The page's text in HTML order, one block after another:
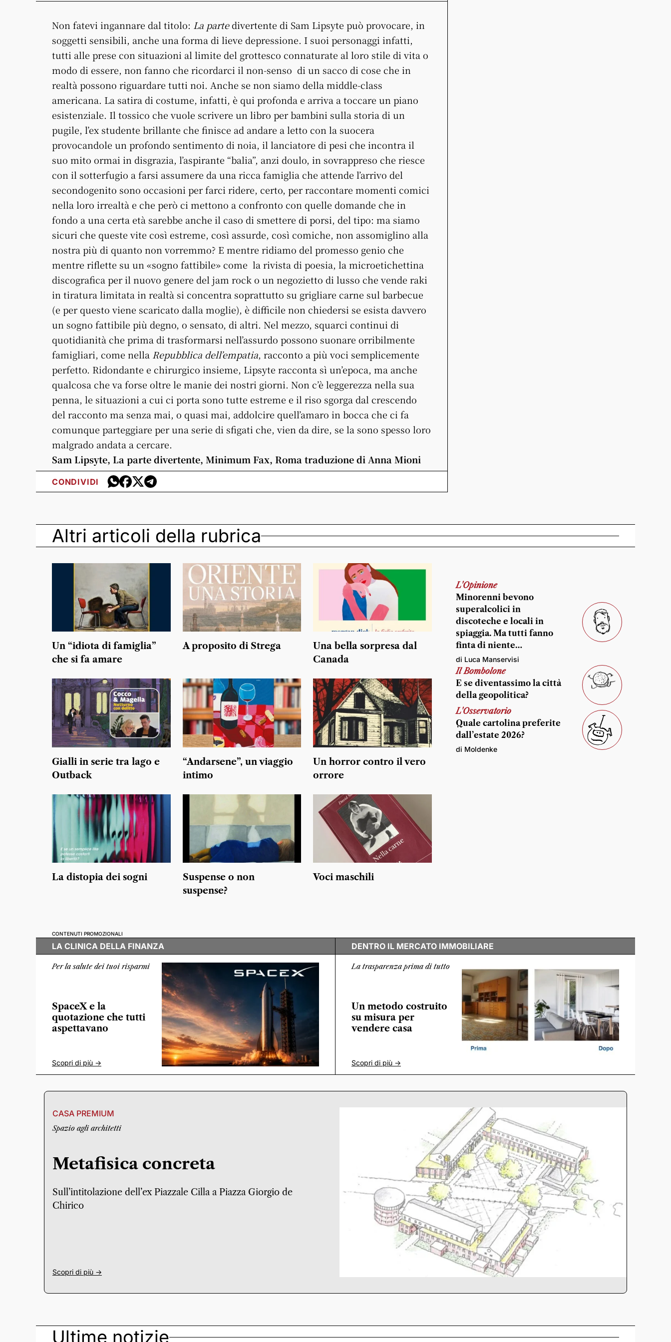
Non fatevi ingannare dal titolo: La partedivertente di Sam Lipsyte può provocare, in
soggetti sensibili, anche una forma di lieve depressione. I suoi personaggi infatti,
tutti alle prese con situazioni al limite del grottesco connaturate al loro stile di vita o
modo di essere, non fanno che ricordarci il non-senso di un sacco di cose che in
realtà possono riguardare tutti noi. Anche se non siamo della middle-class
americana. La satira di costume, infatti, è qui profonda e arriva a toccare un piano
esistenziale. Il tossico che vuole scrivere un libro per bambini sulla storia di un
pugile, l’ex studente brillante che finisce ad andare a letto con la suocera
provocandole un profondo sentimento di noia, il lanciatore di pesi che incontra il
suo mito ormai in disgrazia, l’aspirante “balia”, anzi doulo, in sovrappreso che riesce
con il sotterfugio a farsi assumere da una ricca famiglia che attende l’arrivo del
secondogenito sono occasioni per farci ridere, certo, per raccontare momenti comici
nella loro irrealtà e che però ci mettono a confronto con quelle domande che in
fondo a una certa età sarebbe anche il caso di smettere di porsi, del tipo: ma siamo
sicuri che queste vite così estreme, così assurde, così comiche, non assomiglino alla
nostra più di quanto non vorremmo? E mentre ridiamo del promesso genio che
mentre riflette su un «sogno fattibile» come la rivista di poesia, la microetichettina
discografica per il nuovo genere del jam rock o un negozietto di lusso che vende raki
in tiratura limitata in realtà si concentra soprattutto su grigliare carne sul barbecue
(e per questo viene scaricato dalla moglie), è difficile non chiedersi se esista davvero
un sogno fattibile più degno, o sensato, di altri. Nel mezzo, squarci continui di
quotidianità che prima di trasformarsi nell’assurdo possono suonare orribilmente
famigliari, come nella Repubblica dell’empatia, racconto a più voci semplicemente
perfetto. Ridondante e chirurgico insieme, Lipsyte racconta sì un’epoca, ma anche
qualcosa che va forse oltre le manie dei nostri giorni. Non c’è leggerezza nella sua
penna, le situazioni a cui ci porta sono tutte estreme e il riso sgorga dal crescendo
del racconto ma senza mai, o quasi mai, addolcire quell’amaro in bocca che ci fa
comunque parteggiare per una serie di sfigati che, vien da dire, se la sono spesso loro
malgrado andata a cercare.
Sam Lipsyte, La parte divertente, Minimum Fax, Roma traduzione di Anna Mioni
CONDIVIDI
Altri articoli della rubrica
Un “idiota di famiglia”
che si fa amare
A proposito di Strega
Una bella sorpresa dal
Canada
Gialli in serie tra lago e
Outback
“Andarsene”, un viaggio
intimo
Un horror contro il vero
orrore
La distopia dei sogni
Suspense o non
suspense?
Voci maschili
L'Opinione
Minorenni bevono
superalcolici in
discoteche e locali in
spiaggia. Ma tutti fanno
finta di niente…
di Luca Manservisi
Il Bombolone
E se diventassimo la città
della geopolitica?
L'Osservatorio
Quale cartolina preferite
dall’estate 2026?
di Moldenke
CONTENUTI PROMOZIONALI
LA CLINICA DELLA FINANZA
Per la salute dei tuoi risparmi
SpaceX e la
quotazione che tutti
aspettavano
Scopri di più ->
DENTRO IL MERCATO IMMOBILIARE
La trasparenza prima di tutto
Un metodo costruito
su misura per
vendere casa
Scopri di più ->
CASA PREMIUM
Spazio agli architetti
Metafisica concreta
Sull’intitolazione dell’ex Piazzale Cilla a Piazza Giorgio de
Chirico
Scopri di più ->
Ultime notizie